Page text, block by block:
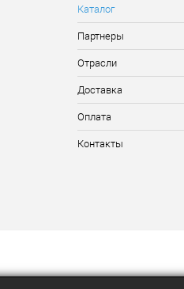
Каталог
Партнеры
Отрасли
Доставка
Оплата
Контакты